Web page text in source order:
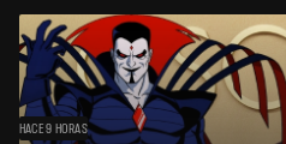
HACE 9 HORAS